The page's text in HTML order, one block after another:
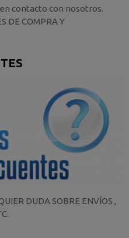
contacto con nosotros.
DE COMPRA Y
DUDA SOBRE ENVÍOS ,